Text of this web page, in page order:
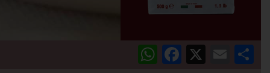
WhatsApp
Facebook
X